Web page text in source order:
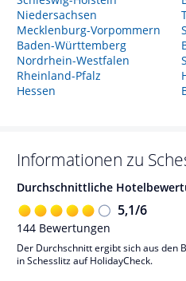
Niedersachsen
Mecklenburg-Vorpommern
Baden-Württemberg
Nordrhein-Westfalen
Rheinland-Pfalz
Hessen
Informationen zu
Durchschnittliche
5,1/6
144 Bewertungen
Der Durchschnitt ergibt sich aus den
in Schesslitz auf HolidayCheck.